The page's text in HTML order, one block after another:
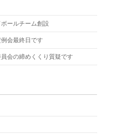
ールチーム創設
会最終日です
会の締めくくり質疑です